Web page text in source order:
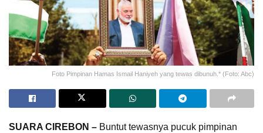
Foto Pimpinan Hamas Ismail Haniyeh yang tewas dibunuh.* (Foto: Abc)
SUARA CIREBON – Buntut tewasnya pucuk pimpinan